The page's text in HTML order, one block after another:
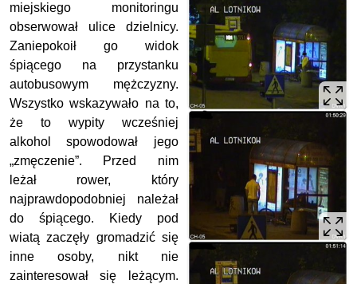
miejskiego monitoringu
obserwował ulice dzielnicy.
Zaniepokoił go widok
śpiącego na przystanku
autobusowym mężczyzny.
Wszystko wskazywało na to,
że to wypity wcześniej
alkohol spowodował jego
„zmęczenie”. Przed nim
leżał rower, który
najprawdopodobniej należał
do śpiącego. Kiedy pod
wiatą zaczęły gromadzić się
inne osoby, nikt nie
zainteresował się leżącym.